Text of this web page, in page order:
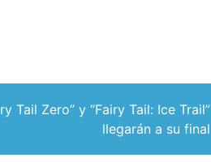
Tail Zero” y “Fairy Tail: Ice Trail”
llegarán a su final